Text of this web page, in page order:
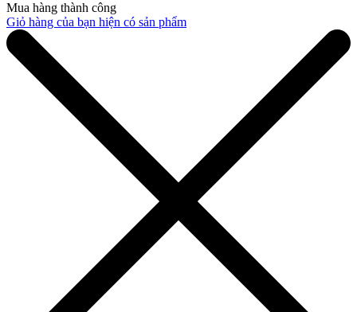
Mua hàng thành công
Giỏ hàng của bạn hiện có sản phẩm